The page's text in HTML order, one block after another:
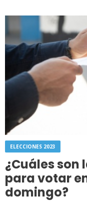
ELECCIONES 2023
¿Cuáles son
para votar
domingo?